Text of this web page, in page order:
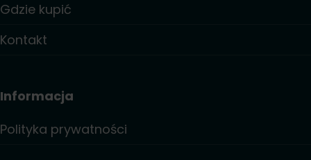
Gdzie kupić
Kontakt
Informacja
Polityka prywatności